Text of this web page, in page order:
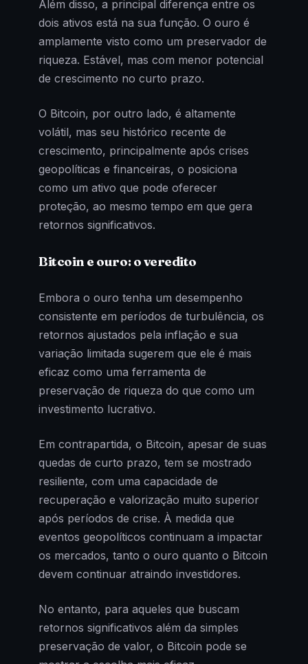
Além disso, a principal diferença entre os
dois ativos está na sua função. O ouro é
amplamente visto como um preservador de
riqueza. Estável, mas com menor potencial
de crescimento no curto prazo.
O Bitcoin, por outro lado, é altamente
volátil, mas seu histórico recente de
crescimento, principalmente após crises
geopolíticas e financeiras, o posiciona
como um ativo que pode oferecer
proteção, ao mesmo tempo em que gera
retornos significativos.
Bitcoin e ouro: o veredito
Embora o ouro tenha um desempenho
consistente em períodos de turbulência, os
retornos ajustados pela inflação e sua
variação limitada sugerem que ele é mais
eficaz como uma ferramenta de
preservação de riqueza do que como um
investimento lucrativo.
Em contrapartida, o Bitcoin, apesar de suas
quedas de curto prazo, tem se mostrado
resiliente, com uma capacidade de
recuperação e valorização muito superior
após períodos de crise. À medida que
eventos geopolíticos continuam a impactar
os mercados, tanto o ouro quanto o Bitcoin
devem continuar atraindo investidores.
No entanto, para aqueles que buscam
retornos significativos além da simples
preservação de valor, o Bitcoin pode se